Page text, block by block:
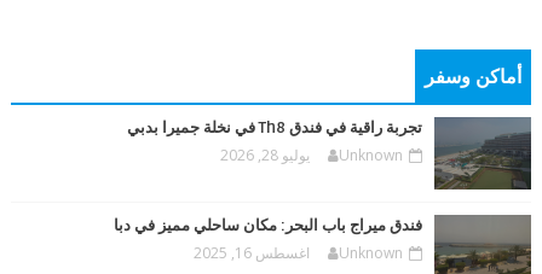
أماكن وسفر
تجربة راقية في فندق Th8 في نخلة جميرا بدبي
Unknown يوليو 28, 2026
فندق ميراج باب البحر: مكان ساحلي مميز في دبا
Unknown اغسطس 16, 2025